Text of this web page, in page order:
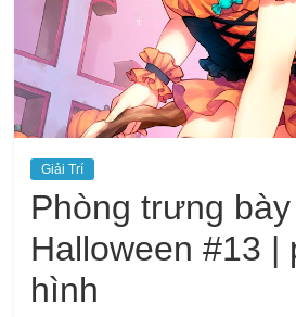
Giải Trí
Phòng trưng bày
Halloween #13 |
hình